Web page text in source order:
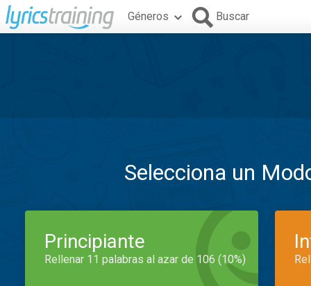
Géneros Buscar
Selecciona un
Principiante
Rellenar 11 palabras al azar de 106 (10%)